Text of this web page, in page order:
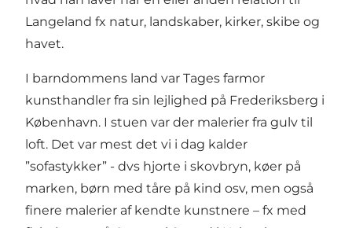
Langeland fx natur, landskaber, kirker, skibe og
havet.
I barndommens land var Tages farmor
kunsthandler fra sin lejlighed på Frederiksberg i
København. I stuen var der malerier fra gulv til
loft. Det var mest det vi i dag kalder
”sofastykker” - dvs hjorte i skovbryn, køer på
marken, børn med tåre på kind osv, men også
finere malerier af kendte kunstnere – fx med